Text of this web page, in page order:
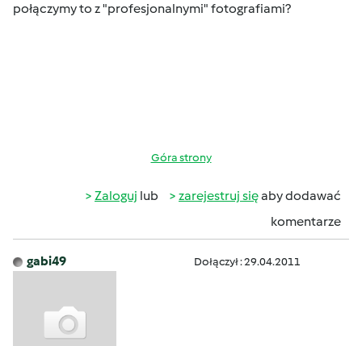
połączymy to z "profesjonalnymi" fotografiami?
Góra strony
Zaloguj lub zarejestruj sięaby dodawać
komentarze
gabi49 Dołączył : 29.04.2011